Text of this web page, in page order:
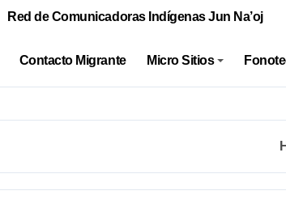
Red de Comunicadoras Indígenas Jun Na’oj
Contacto Migrante Micro Sitios